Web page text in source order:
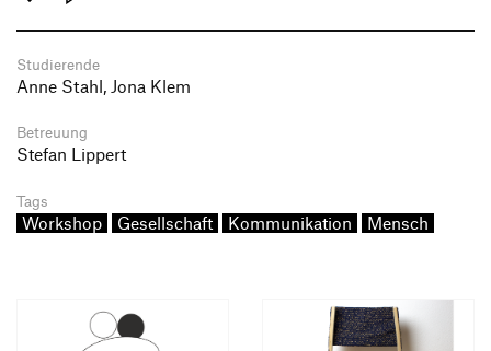
Studierende
Anne Stahl, Jona Klem
Betreuung
Stefan Lippert
Tags
Workshop Gesellschaft Kommunikation Mensch